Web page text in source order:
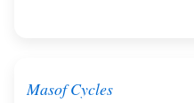
Masof Cycles